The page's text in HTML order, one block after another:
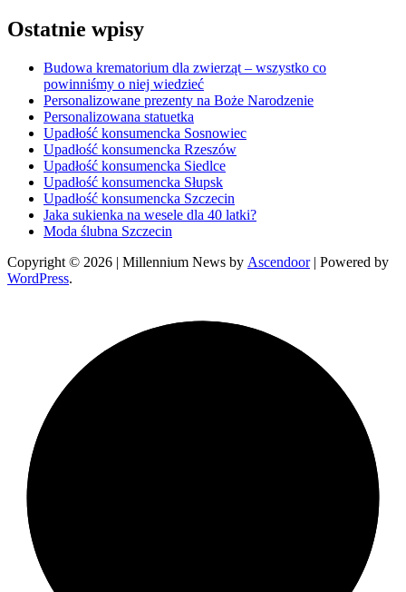
Ostatnie wpisy
Budowa krematorium dla zwierząt – wszystko co
powinniśmy o niej wiedzieć
Personalizowane prezenty na Boże Narodzenie
Personalizowana statuetka
Upadłość konsumencka Sosnowiec
Upadłość konsumencka Rzeszów
Upadłość konsumencka Siedlce
Upadłość konsumencka Słupsk
Upadłość konsumencka Szczecin
Jaka sukienka na wesele dla 40 latki?
Moda ślubna Szczecin
Copyright © 2026 | Millennium News by Ascendoor| Powered by
WordPress.